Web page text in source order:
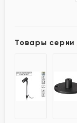
Товары серии